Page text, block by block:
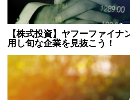
【株式投資】ヤフーファイナ
用し旬な企業を見抜こう！